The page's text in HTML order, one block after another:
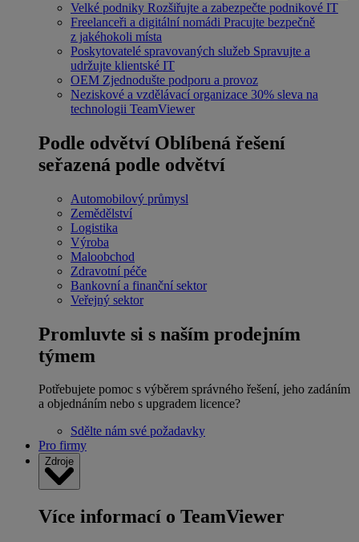
Velké podniky Rozšiřujte a zabezpečte podnikové IT
Freelanceři a digitální nomádi Pracujte bezpečně
z jakéhokoli místa
Poskytovatelé spravovaných služeb Spravujte a
udržujte klientské IT
OEM Zjednodušte podporu a provoz
Neziskové a vzdělávací organizace 30% sleva na
technologii TeamViewer
Podle odvětví Oblíbená řešení
seřazená podle odvětví
Automobilový průmysl
Zemědělství
Logistika
Výroba
Maloobchod
Zdravotní péče
Bankovní a finanční sektor
Veřejný sektor
Promluvte si s naším prodejním
týmem
Potřebujete pomoc s výběrem správného řešení, jeho zadáním
a objednáním nebo s upgradem licence?
Sdělte nám své požadavky
Pro firmy
Zdroje
Více informací o TeamViewer